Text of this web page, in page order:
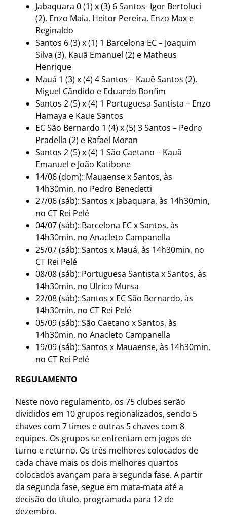
Jabaquara 0 (1) x (3) 6 Santos- Igor Bertoluci
(2), Enzo Maia, Heitor Pereira, Enzo Max e
Reginaldo
Santos 6 (3) x (1) 1 Barcelona EC – Joaquim
Silva (3), Kauã Emanuel (2) e Matheus
Henrique
Mauá 1 (3) x (4) 4 Santos – Kauê Santos (2),
Miguel Cândido e Eduardo Bonfim
Santos 2 (5) x (4) 1 Portuguesa Santista – Enzo
Hamaya e Kaue Santos
EC São Bernardo 1 (4) x (5) 3 Santos – Pedro
Pradella (2) e Rafael Moran
Santos 2 (5) x (4) 1 São Caetano – Kauã
Emanuel e João Katibone
14/06 (dom): Mauaense x Santos, às
14h30min, no Pedro Benedetti
27/06 (sáb): Santos x Jabaquara, às 14h30min,
no CT Rei Pelé
04/07 (sáb): Barcelona EC x Santos, às
14h30min, no Anacleto Campanella
25/07 (sáb): Santos x Mauá, às 14h30min, no
CT Rei Pelé
08/08 (sáb): Portuguesa Santista x Santos, às
14h30min, no Ulrico Mursa
22/08 (sáb): Santos x EC São Bernardo, às
14h30min, no CT Rei Pelé
05/09 (sáb): São Caetano x Santos, às
14h30min, no Anacleto Campanella
19/09 (sáb): Santos x Mauaense, às 14h30min,
no CT Rei Pelé
REGULAMENTO
Neste novo regulamento, os 75 clubes serão
divididos em 10 grupos regionalizados, sendo 5
chaves com 7 times e outras 5 chaves com 8
equipes. Os grupos se enfrentam em jogos de
turno e returno. Os três melhores colocados de
cada chave mais os dois melhores quartos
colocados avançam para a segunda fase. A partir
da segunda fase, segue em mata-mata até a
decisão do título, programada para 12 de
dezembro.